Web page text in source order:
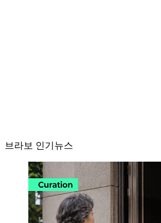
브라보 인기뉴스